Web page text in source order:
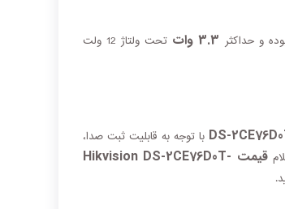
و حداکثر 3.3 وات
تحت ولتاژ 12 ولت
DS- با توجه به قابلیت ثبت صدا،
قیمت Hikvision DS-2CE76D0T-